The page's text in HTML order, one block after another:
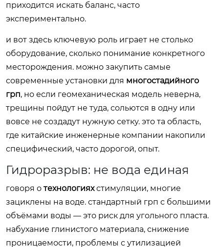
приходится искать баланс, часто
экспериментально.
и вот здесь ключевую роль играет не столько
оборудование, сколько понимание конкретного
месторождения. можно закупить самые
современные установки для многостадийного
грп, но если геомеханическая модель неверна,
трещины пойдут не туда, сольются в одну или
вовсе не создадут нужную сетку. это та область,
где китайские инженерные компании накопили
специфический, часто дорогой, опыт.
Гидроразрыв: не вода единая
говоря о технологияхстимуляции, многие
зациклены на воде. стандартный грп с большими
объёмами воды — это риск для угольного пласта.
набухание глинистого материала, снижение
проницаемости, проблемы с утилизацией